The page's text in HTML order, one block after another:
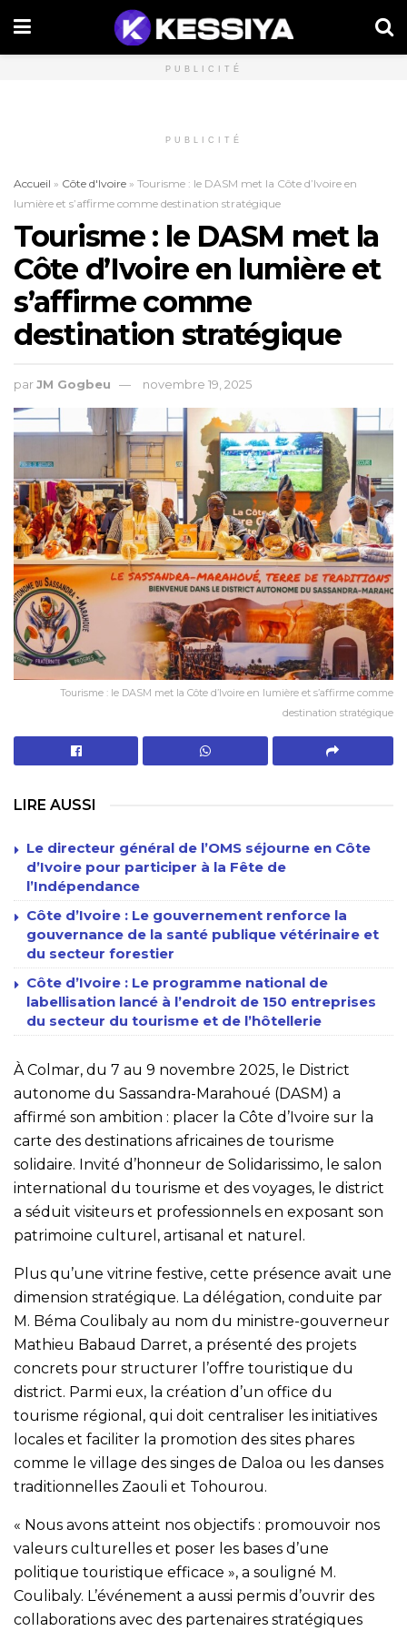
PUBLICITÉ
PUBLICITÉ
Accueil » Côte d'Ivoire » Tourisme : le DASM met la Côte d’Ivoire en
lumière et s’affirme comme destination stratégique
Tourisme : le DASM met la
Côte d’Ivoire en lumière et
s’affirme comme
destination stratégique
parJM Gogbeu novembre 19, 2025
Tourisme : le DASM met la Côte d’Ivoire en lumière et s’affirme comme
destination stratégique
LIRE AUSSI
Le directeur général de l’OMS séjourne en Côte
d’Ivoire pour participer à la Fête de
l’Indépendance
Côte d’Ivoire : Le gouvernement renforce la
gouvernance de la santé publique vétérinaire et
du secteur forestier
Côte d’Ivoire : Le programme national de
labellisation lancé à l’endroit de 150 entreprises
du secteur du tourisme et de l’hôtellerie
À Colmar, du 7 au 9 novembre 2025, le District
autonome du Sassandra-Marahoué (DASM) a
affirmé son ambition : placer la Côte d’Ivoire sur la
carte des destinations africaines de tourisme
solidaire. Invité d’honneur de Solidarissimo, le salon
international du tourisme et des voyages, le district
a séduit visiteurs et professionnels en exposant son
patrimoine culturel, artisanal et naturel.
Plus qu’une vitrine festive, cette présence avait une
dimension stratégique. La délégation, conduite par
M. Béma Coulibaly au nom du ministre-gouverneur
Mathieu Babaud Darret, a présenté des projets
concrets pour structurer l’offre touristique du
district. Parmi eux, la création d’un office du
tourisme régional, qui doit centraliser les initiatives
locales et faciliter la promotion des sites phares
comme le village des singes de Daloa ou les danses
traditionnelles Zaouli et Tohourou.
« Nous avons atteint nos objectifs : promouvoir nos
valeurs culturelles et poser les bases d’une
politique touristique efficace », a souligné M.
Coulibaly. L’événement a aussi permis d’ouvrir des
collaborations avec des partenaires stratégiques